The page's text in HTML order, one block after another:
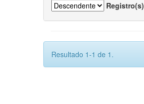
Registro(s)
Resultado 1-1 de 1.